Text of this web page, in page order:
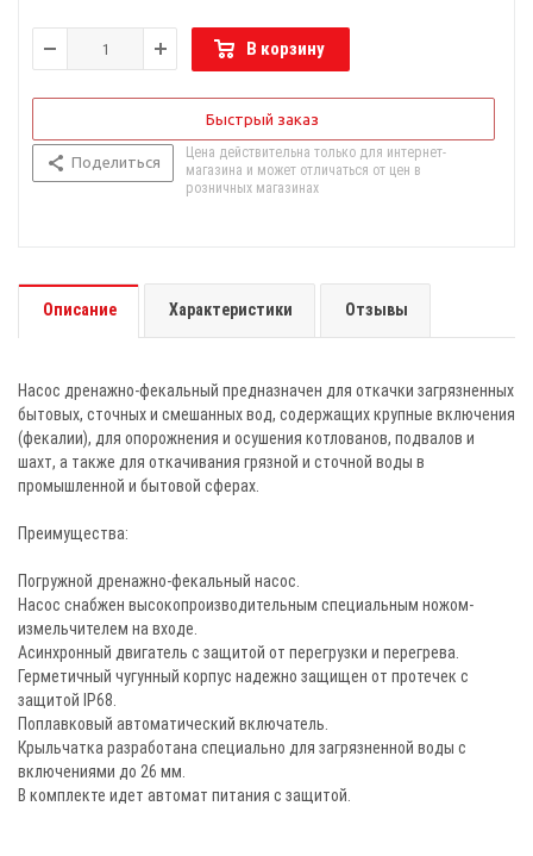
В корзину
Быстрый заказ
Поделиться
Цена действительна только для интернет-
магазина и может отличаться от цен в
розничных магазинах
Описание Характеристики Отзывы
Насос дренажно-фекальный предназначен для откачки загрязненных
бытовых, сточных и смешанных вод, содержащих крупные включения
(фекалии), для опорожнения и осушения котлованов, подвалов и
шахт, а также для откачивания грязной и сточной воды в
промышленной и бытовой сферах.
Преимущества:
Погружной дренажно-фекальный насос.
Насос снабжен высокопроизводительным специальным ножом-
измельчителем на входе.
Асинхронный двигатель с защитой от перегрузки и перегрева.
Герметичный чугунный корпус надежно защищен от протечек с
защитой IP68.
Поплавковый автоматический включатель.
Крыльчатка разработана специально для загрязненной воды с
включениями до 26 мм.
В комплекте идет автомат питания с защитой.